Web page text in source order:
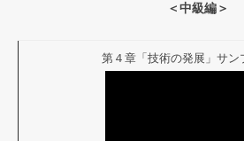
＜中級編＞
第４章「技術の発展」サン